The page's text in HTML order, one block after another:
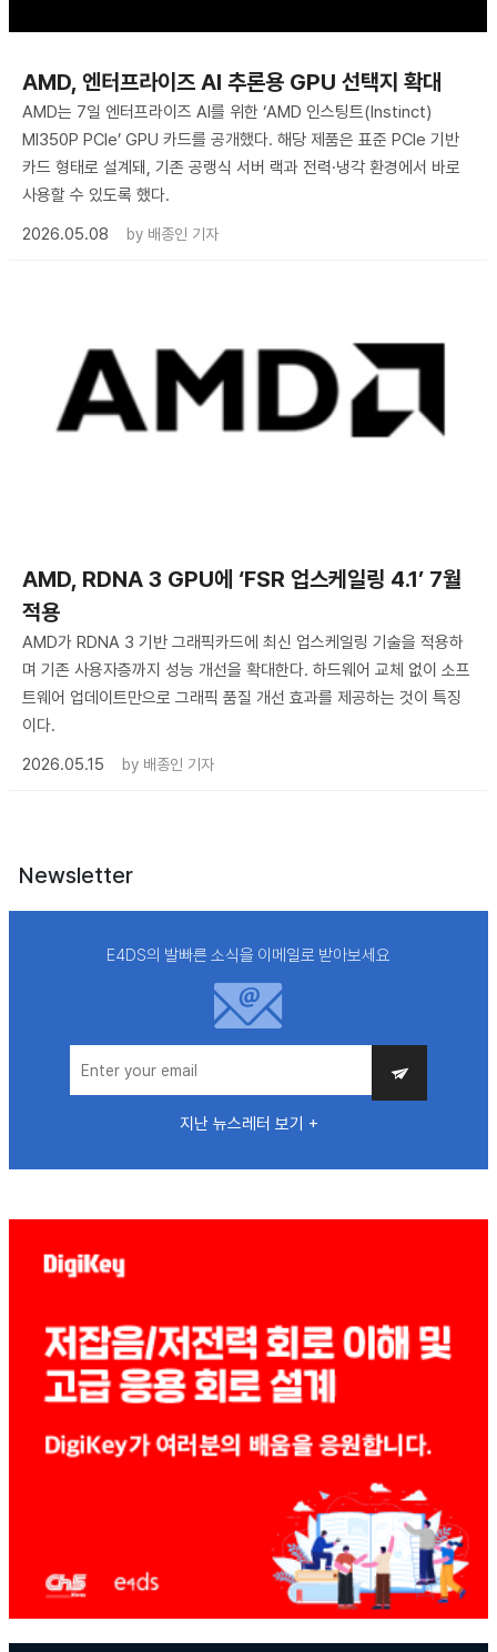
AMD, 엔터프라이즈 AI 추론용 GPU 선택지 확대
AMD는 7일 엔터프라이즈 AI를 위한 ‘AMD 인스팅트(Instinct)
MI350P PCIe’ GPU 카드를 공개했다. 해당 제품은 표준 PCIe 기반
카드 형태로 설계돼, 기존 공랭식 서버 랙과 전력·냉각 환경에서 바로
사용할 수 있도록 했다.
2026.05.08
by 배종인 기자
AMD, RDNA 3 GPU에 ‘FSR 업스케일링 4.1’ 7월
적용
AMD가 RDNA 3 기반 그래픽카드에 최신 업스케일링 기술을 적용하
며 기존 사용자층까지 성능 개선을 확대한다. 하드웨어 교체 없이 소프
트웨어 업데이트만으로 그래픽 품질 개선 효과를 제공하는 것이 특징
이다.
2026.05.15
by 배종인 기자
Newsletter
E4DS의 발빠른 소식을 이메일로 받아보세요
지난 뉴스레터 보기 +